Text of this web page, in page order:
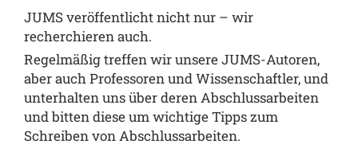
JUMS veröffentlicht nicht nur – wir
recherchieren auch.
Regelmäßig treffen wir unsere JUMS-Autoren,
aber auch Professoren und Wissenschaftler, und
unterhalten uns über deren Abschlussarbeiten
und bitten diese um wichtige Tipps zum
Schreiben von Abschlussarbeiten.